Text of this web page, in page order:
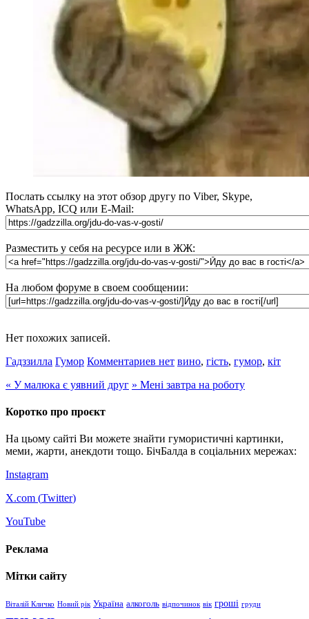
Послать ссылку на этот обзор другу по Viber, Skype,
WhatsApp, ICQ или E-Mail:
Разместить у себя на ресурсе или в ЖЖ:
На любом форуме в своем сообщении:
Нет похожих записей.
Гадззилла Гумор Комментариев нет вино, гість, гумор, кіт
« У малюка є уявний друг » Мені завтра на роботу
Коротко про проєкт
На цьому сайті Ви можете знайти гумористичні картинки,
меми, жарти, анекдоти тощо. БічБалда в соціальних мережах:
Instagram
X.com (Twitter)
YouTube
Реклама
Мітки сайту
Віталій Кличко Новий рік Україна алкоголь відпочинок вік гроші груди